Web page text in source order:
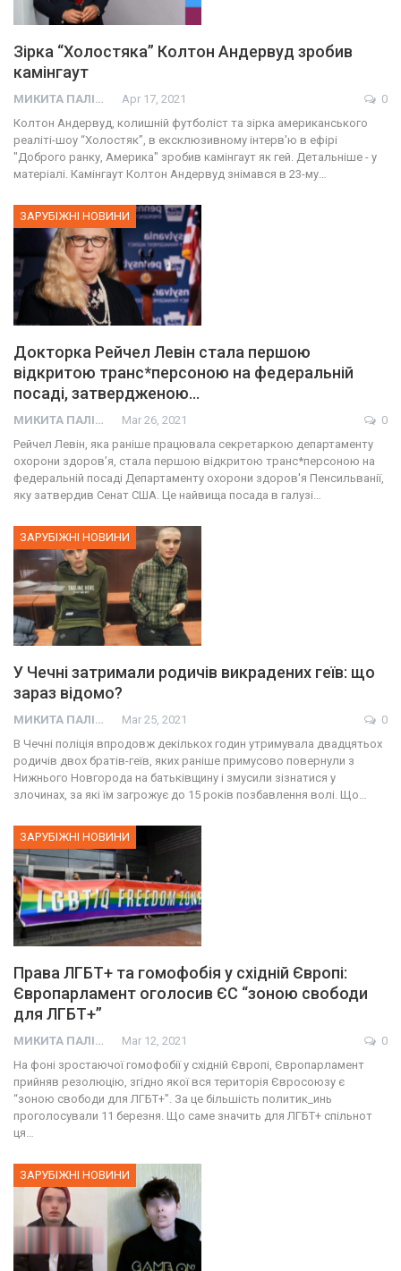
Зірка “Холостяка” Колтон Андервуд зробив
камінгаут
МИКИТА ПАЛІЙ Apr 17, 2021
0
Колтон Андервуд, колишній футболіст та зірка американського
реаліті-шоу “Холостяк”, в ексклюзивному інтерв'ю в ефірі
"Доброго ранку, Америка" зробив камінгаут як гей. Детальніше - у
матеріалі. Камінгаут Колтон Андервуд знімався в 23-му…
ЗАРУБІЖНІ НОВИНИ
Докторка Рейчел Левін стала першою
відкритою транс*персоною на федеральній
посаді, затвердженою…
МИКИТА ПАЛІЙ Mar 26, 2021
0
Рейчел Левін, яка раніше працювала секретаркою департаменту
охорони здоров’я, стала першою відкритою транс*персоною на
федеральній посаді Департаменту охорони здоров'я Пенсильванії,
яку затвердив Сенат США. Це найвища посада в галузі…
ЗАРУБІЖНІ НОВИНИ
У Чечні затримали родичів викрадених геїв: що
зараз відомо?
МИКИТА ПАЛІЙ Mar 25, 2021
0
В Чечні поліція впродовж декількох годин утримувала двадцятьох
родичів двох братів-геїв, яких раніше примусово повернули з
Нижнього Новгорода на батьківщину і змусили зізнатися у
злочинах, за які їм загрожує до 15 років позбавлення волі. Що…
ЗАРУБІЖНІ НОВИНИ
Права ЛГБТ+ та гомофобія у східній Європі:
Європарламент оголосив ЄС “зоною свободи
для ЛГБТ+”
МИКИТА ПАЛІЙ Mar 12, 2021
0
На фоні зростаючої гомофобії у східній Європі, Європарламент
прийняв резолюцію, згідно якої вся територія Євросоюзу є
“зоною свободи для ЛГБТ+”. За це більшість политик_инь
проголосували 11 березня. Що саме значить для ЛГБТ+ спільнот
ця…
ЗАРУБІЖНІ НОВИНИ